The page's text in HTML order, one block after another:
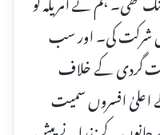
شرکت کی۔ اور سب
گردی کے خلاف
اعلیٰ افسروں سمیت